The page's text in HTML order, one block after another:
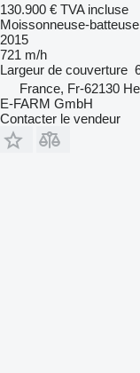
130.900 € TVA incluse
Moissonneuse-batteuse
2015
721 m/h
Largeur de couverture
France, Fr-62130
E-FARM GmbH
Contacter le vendeur